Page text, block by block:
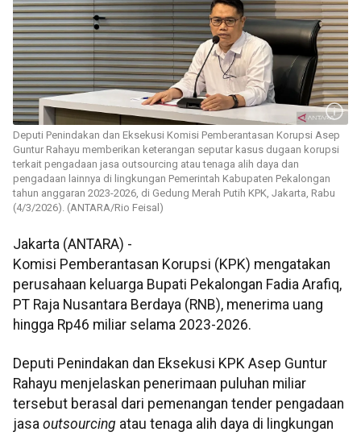
Deputi Penindakan dan Eksekusi Komisi Pemberantasan Korupsi Asep
Guntur Rahayu memberikan keterangan seputar kasus dugaan korupsi
terkait pengadaan jasa outsourcing atau tenaga alih daya dan
pengadaan lainnya di lingkungan Pemerintah Kabupaten Pekalongan
tahun anggaran 2023-2026, di Gedung Merah Putih KPK, Jakarta, Rabu
(4/3/2026). (ANTARA/Rio Feisal)
Jakarta (ANTARA) -
Komisi Pemberantasan Korupsi (KPK) mengatakan
perusahaan keluarga Bupati Pekalongan Fadia Arafiq,
PT Raja Nusantara Berdaya (RNB), menerima uang
hingga Rp46 miliar selama 2023-2026.
Deputi Penindakan dan Eksekusi KPK Asep Guntur
Rahayu menjelaskan penerimaan puluhan miliar
tersebut berasal dari pemenangan tender pengadaan
jasa outsourcing atau tenaga alih daya di lingkungan